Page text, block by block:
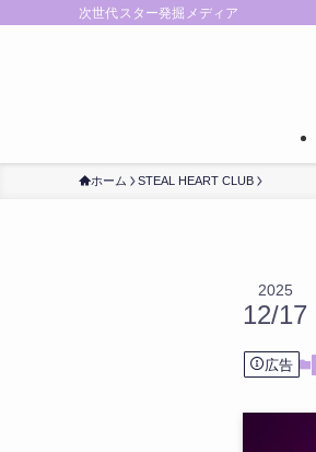
次世代スター発掘メディア
ホーム STEAL HEART CLUB
2025
12/17
広告